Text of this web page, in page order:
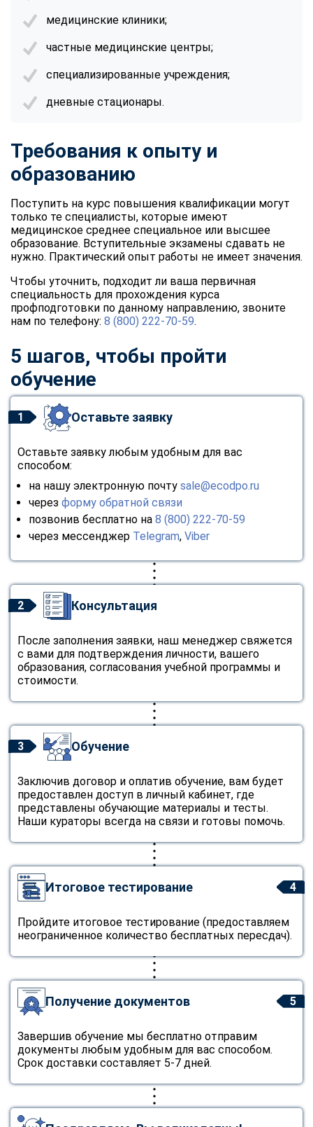
медицинские клиники;
частные медицинские центры;
специализированные учреждения;
дневные стационары.
Требования к опыту и
образованию
Поступить на курс повышения квалификации могут
только те специалисты, которые имеют
медицинское среднее специальное или высшее
образование. Вступительные экзамены сдавать не
нужно. Практический опыт работы не имеет значения.
Чтобы уточнить, подходит ли ваша первичная
специальность для прохождения курса
профподготовки по данному направлению, звоните
нам по телефону: 8 (800) 222-70-59.
5 шагов, чтобы пройти
обучение
1 Оставьте заявку
Оставьте заявку любым удобным для вас
способом:
на нашу электронную почту sale@ecodpo.ru
через форму обратной связи
позвонив бесплатно на 8 (800) 222-70-59
через мессенджер Telegram, Viber
2 Консультация
После заполнения заявки, наш менеджер свяжется
с вами для подтверждения личности, вашего
образования, согласования учебной программы и
стоимости.
3 Обучение
Заключив договор и оплатив обучение, вам будет
предоставлен доступ в личный кабинет, где
представлены обучающие материалы и тесты.
Наши кураторы всегда на связи и готовы помочь.
4
Итоговое тестирование
Пройдите итоговое тестирование (предоставляем
неограниченное количество бесплатных пересдач).
5
Получение документов
Завершив обучение мы бесплатно отправим
документы любым удобным для вас способом.
Срок доставки составляет 5-7 дней.